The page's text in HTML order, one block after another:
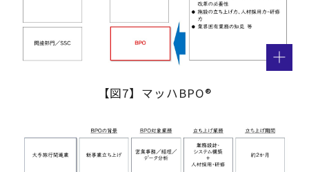
【図7】マッハBPO®